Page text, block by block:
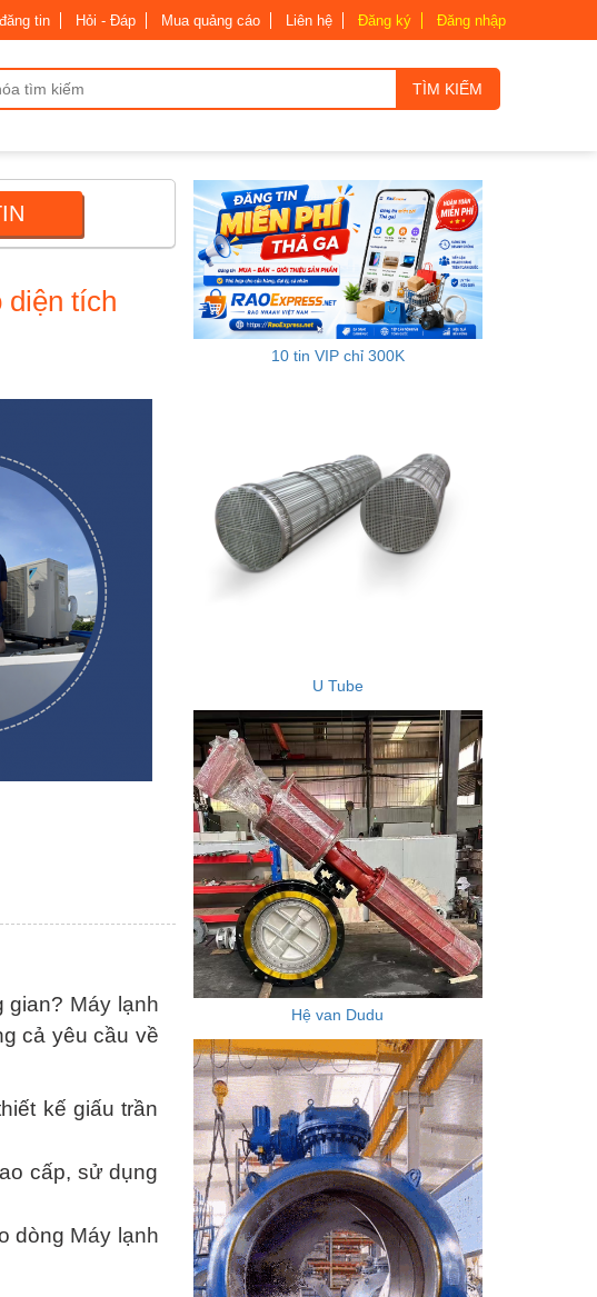
tin Hỏi - Đáp Mua quảng cáo Liên hệ Đăng ký Đăng nhập
TÌM KIẾM
diện tích
gian? Máy lạnh
cả yêu cầu về
kế giấu trần
cấp, sử dụng
dòng Máy lạnh
10 tin VIP chỉ 300K
U Tube
Hệ van Dudu